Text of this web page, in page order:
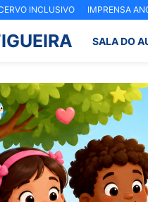
INCLUSIVO IMPRENSA
SALA DO